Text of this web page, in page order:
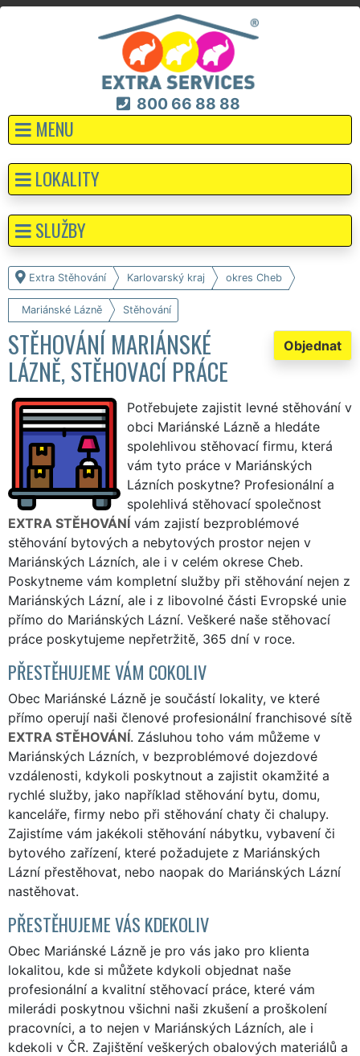
800 66 88 88
MENU
Extra Stěhování Karlovarský kraj okres Cheb
Mariánské Lázně Stěhování
Objednat
STĚHOVÁNÍ MARIÁNSKÉ
LÁZNĚ, STĚHOVACÍ PRÁCE
Potřebujete zajistit levné stěhování v
obci Mariánské Lázně a hledáte
spolehlivou stěhovací firmu, která
vám tyto práce v Mariánských
Lázních poskytne? Profesionální a
spolehlivá stěhovací společnost
EXTRA STĚHOVÁNÍ vám zajistí bezproblémové
stěhování bytových a nebytových prostor nejen v
Mariánských Lázních, ale i v celém okrese Cheb.
Poskytneme vám kompletní služby při stěhování nejen z
Mariánských Lázní, ale i z libovolné části Evropské unie
přímo do Mariánských Lázní. Veškeré naše stěhovací
práce poskytujeme nepřetržitě, 365 dní v roce.
PŘESTĚHUJEME VÁM COKOLIV
Obec Mariánské Lázně je součástí lokality, ve které
přímo operují naši členové profesionální franchisové sítě
EXTRA STĚHOVÁNÍ. Zásluhou toho vám můžeme v
Mariánských Lázních, v bezproblémové dojezdové
vzdálenosti, kdykoli poskytnout a zajistit okamžité a
rychlé služby, jako například stěhování bytu, domu,
kanceláře, firmy nebo při stěhování chaty či chalupy.
Zajistíme vám jakékoli stěhování nábytku, vybavení či
bytového zařízení, které požadujete z Mariánských
Lázní přestěhovat, nebo naopak do Mariánských Lázní
nastěhovat.
PŘESTĚHUJEME VÁS KDEKOLIV
Obec Mariánské Lázně je pro vás jako pro klienta
lokalitou, kde si můžete kdykoli objednat naše
profesionální a kvalitní stěhovací práce, které vám
milerádi poskytnou všichni naši zkušení a proškolení
pracovníci, a to nejen v Mariánských Lázních, ale i
kdekoli v ČR. Zajištění veškerých obalových materiálů a
LOKALITY
SLUŽBY